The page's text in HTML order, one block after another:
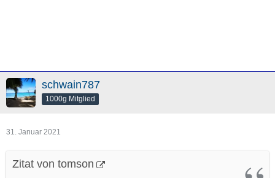
schwain787
1000g Mitglied
31. Januar 2021
Zitat von tomson